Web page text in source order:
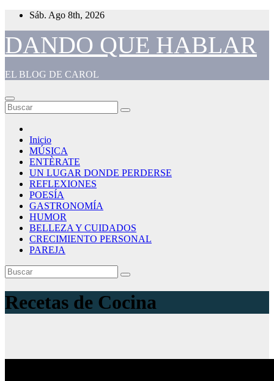
Saltar
contenido
Sáb. Ago 8th, 2026
DANDO QUE HABLAR
EL BLOG DE CAROL
Inicio
MÚSICA
ENTÈRATE
UN LUGAR DONDE PERDERSE
REFLEXIONES
POESÍA
GASTRONOMÍA
HUMOR
BELLEZA Y CUIDADOS
CRECIMIENTO PERSONAL
PAREJA
Recetas de Cocina